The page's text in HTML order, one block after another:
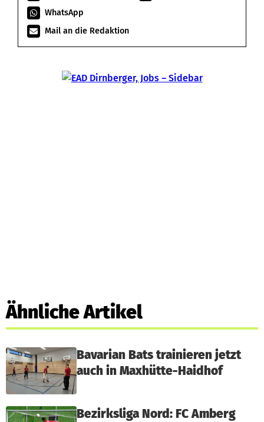
WhatsApp
Mail an die Redaktion
Ähnliche Artikel
Bavarian Bats trainieren jetzt
auch in Maxhütte-Haidhof
Bezirksliga Nord: FC Amberg